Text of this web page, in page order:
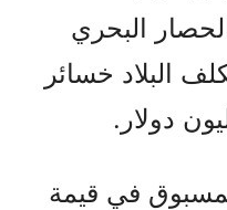
البحري
البلاد خسائر
في قيمة